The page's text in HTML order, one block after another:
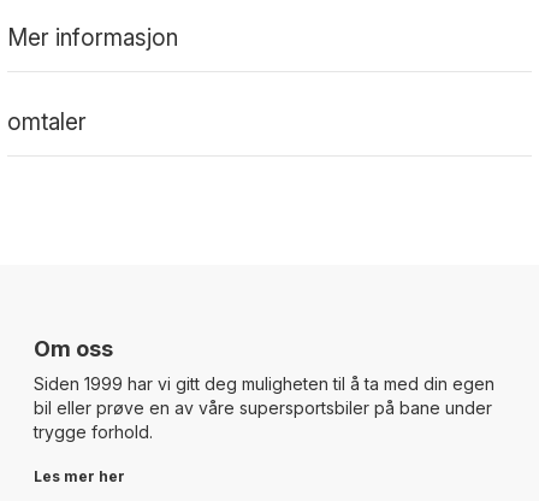
Mer informasjon
omtaler
Om oss
Siden 1999 har vi gitt deg muligheten til å ta med din egen
bil eller prøve en av våre supersportsbiler på bane under
trygge forhold.
Les mer her